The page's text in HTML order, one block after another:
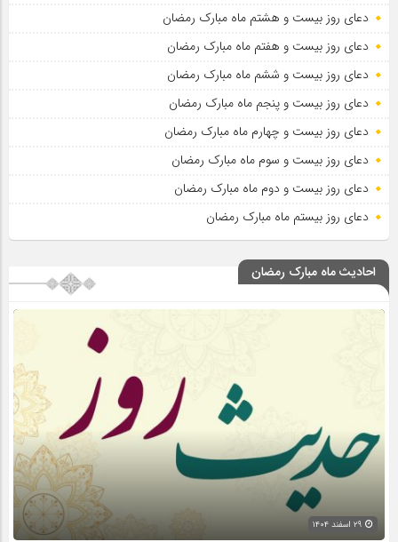
دعای روز بیست و هشتم ماه مبارک رمضان
دعای روز بیست و هفتم ماه مبارک رمضان
دعای روز بیست و ششم ماه مبارک رمضان
دعای روز بیست و پنجم ماه مبارک رمضان
دعای روز بیست و چهارم ماه مبارک رمضان
دعای روز بیست و سوم ماه مبارک رمضان
دعای روز بیست و دوم ماه مبارک رمضان
دعای روز بیستم ماه مبارک رمضان
احادیث ماه مبارک رمضان